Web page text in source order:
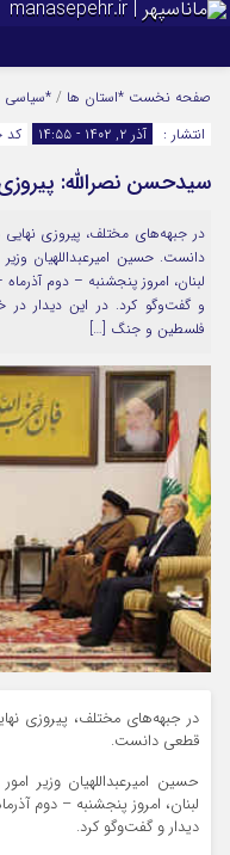
اینستاگرام
سروش
آپارات
نام کاربری یا نشانی ایمیل
رمز عبور
مرا به خاطر بسپار
صفحه نخست *استان ها / *سیاسی
انتشار :
آذر ۲, ۱۴۰۲ - ۱۴:۵۵ کد
سیدحسن نصرالله:
در جبهه‌های مختلف، پیروزی
دانست. حسین امیرعبداللهیان
لبنان، امروز پنجشنبه – دوم
و گفت‌وگو کرد. در این دیدار
فلسطین و جنگ […]
در جبهه‌های مختلف، پیروزی
قطعی دانست.
حسین امیرعبداللهیان وزیر
لبنان، امروز پنجشنبه – دوم
دیدار و گفت‌وگو کرد.